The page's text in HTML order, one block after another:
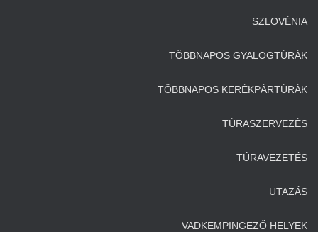
SZLOVÉNIA
TÖBBNAPOS GYALOGTÚRÁK
TÖBBNAPOS KERÉKPÁRTÚRÁK
TÚRASZERVEZÉS
TÚRAVEZETÉS
UTAZÁS
VADKEMPINGEZŐ HELYEK